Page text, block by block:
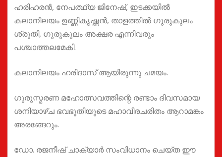
ഹരിഹരൻ, നേപത്ഥ്യ ജിനേഷ്, ഇടക്കയിൽ
കലാനിലയം ഉണ്ണികൃഷ്ണൻ, താളത്തിൽ ഗുരുകുലം
ശ്രുതി, ഗുരുകുലം അക്ഷര എന്നിവരും
പശ്ചാത്തലമേകി.
കലാനിലയം ഹരിദാസ് ആയിരുന്നു ചമയം.
ഗുരുസ്മരണ മഹോത്സവത്തിന്റെ രണ്ടാം ദിവസമായ
ശനിയാഴ്ച ഭവഭൂതിയുടെ മഹാവീരചരിതം ആറാമങ്കം
അരങ്ങേറും.
ഡോ. രജനീഷ് ചാക്യാർ സംവിധാനം ചെയ്ത ഈ